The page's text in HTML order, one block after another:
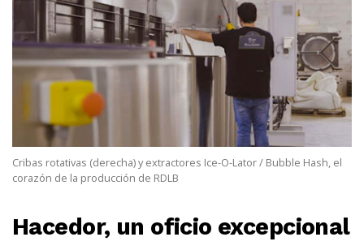
Cribas rotativas (derecha) y extractores Ice-O-Lator / Bubble Hash, el
corazón de la producción de RDLB
Hacedor, un oficio excepcional